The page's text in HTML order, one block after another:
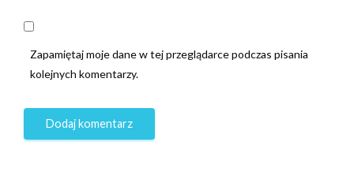
Zapamiętaj moje dane w tej przeglądarce podczas pisania
kolejnych komentarzy.